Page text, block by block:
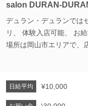
salon DURAN-
デュラン・デュランでは
リ、 体験入店可能、 お
場所は岡山市エリアで、
日給平均 ¥10,000